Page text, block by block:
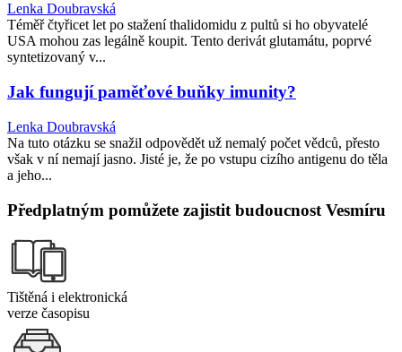
Lenka Doubravská
Téměř čtyřicet let po stažení thalidomidu z pultů si ho obyvatelé
USA mohou zas legálně koupit. Tento derivát glutamátu, poprvé
syntetizovaný v...
Jak fungují paměťové buňky imunity?
Lenka Doubravská
Na tuto otázku se snažil odpovědět už nemalý počet vědců, přesto
však v ní nemají jasno. Jisté je, že po vstupu cizího antigenu do těla
a jeho...
Předplatným pomůžete zajistit budoucnost Vesmíru
Tištěná i elektronická
verze časopisu